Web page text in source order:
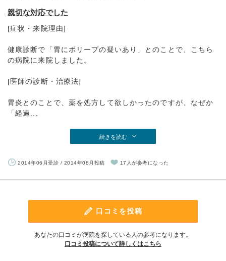
親切な対応でした
[症状・来院理由]
健康診断で「胃にポリープの疑いあり」とのことで、こちら
の病院に来院しました。
[医師の診断・治療法]
胃炎とのことで、薬を処方して欲しかったのですが、なぜか
「経過...
続きを読む
2014年06月受診 / 2014年08月投稿 17人が参考になった
口コミを投稿
あなたの口コミが病院を探している人の参考になります。
口コミ投稿について詳しくはこちら